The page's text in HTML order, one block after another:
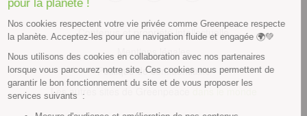
Contenus et propriété intellectuelle
Mentions légales
Politique de confidentialité
Les autres sites de Greenpeace
dans le monde